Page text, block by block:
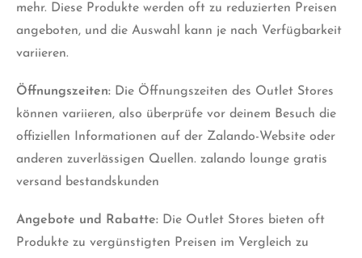
mehr. Diese Produkte werden oft zu reduzierten Preisen
angeboten, und die Auswahl kann je nach Verfügbarkeit
variieren.
Öffnungszeiten: Die Öffnungszeiten des Outlet Stores
können variieren, also überprüfe vor deinem Besuch die
offiziellen Informationen auf der Zalando-Website oder
anderen zuverlässigen Quellen. zalando lounge gratis
versand bestandskunden
Angebote und Rabatte: Die Outlet Stores bieten oft
Produkte zu vergünstigten Preisen im Vergleich zu